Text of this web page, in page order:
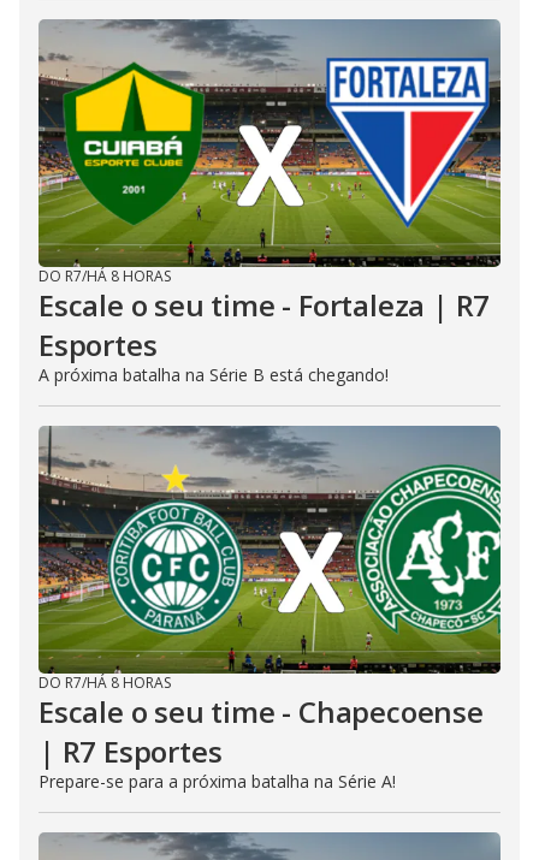
DO R7/HÁ 8 HORAS
Escale o seu time - Fortaleza | R7
Esportes
A próxima batalha na Série B está chegando!
DO R7/HÁ 8 HORAS
Escale o seu time - Chapecoense
| R7 Esportes
Prepare-se para a próxima batalha na Série A!